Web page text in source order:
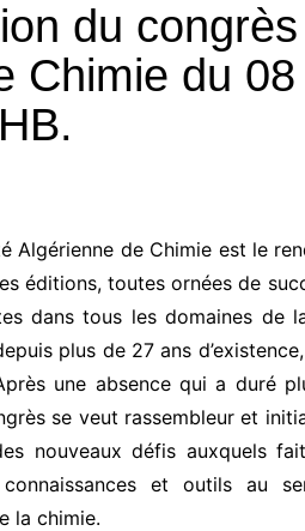
des équipes
du
Chimie du
Algérienne de Chimie est le
éditions, toutes ornées de
dans tous les domaines de
plus de 27 ans
une absence qui a duré
se veut rassembleur et
nouveaux défis auxquels
connaissances et outils au
la chimie.